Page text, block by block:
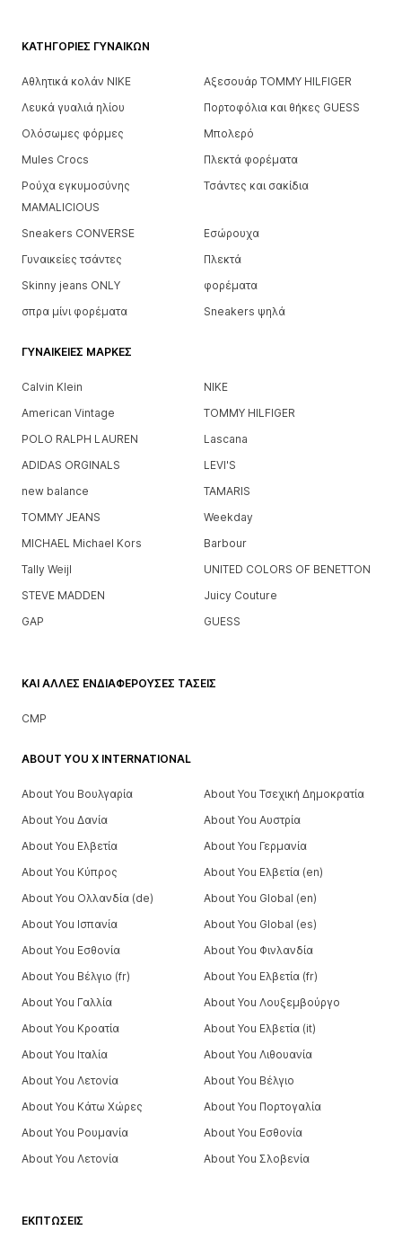
ΚΑΤΗΓΟΡΊΕΣ ΓΥΝΑΙΚΏΝ
Αθλητικά κολάν NIKE
Αξεσουάρ TOMMY HILFIGER
Λευκά γυαλιά ηλίου
Πορτοφόλια και θήκες GUESS
Ολόσωμες φόρμες
Μπολερό
Mules Crocs
Πλεκτά φορέματα
Ρούχα εγκυμοσύνης
MAMALICIOUS
Τσάντες και σακίδια
Sneakers CONVERSE
Εσώρουχα
Γυναικείες τσάντες
Πλεκτά
Skinny jeans ONLY
φορέματα
σπρα μίνι φορέματα
Sneakers ψηλά
ΓΥΝΑΙΚΕΊΕΣ ΜΆΡΚΕΣ
Calvin Klein
NIKE
American Vintage
TOMMY HILFIGER
POLO RALPH LAUREN
Lascana
ADIDAS ORGINALS
LEVI'S
new balance
TAMARIS
TOMMY JEANS
Weekday
MICHAEL Michael Kors
Barbour
Tally Weijl
UNITED COLORS OF BENETTON
STEVE MADDEN
Juicy Couture
GAP
GUESS
ΕΚΠΤΏΣΕΙΣ
ΚΑΙ ΆΛΛΕΣ ΕΝΔΙΑΦΈΡΟΥΣΕΣ ΤΆΣΕΙΣ
CMP
ABOUT YOU X INTERNATIONAL
About You Βουλγαρία
About You Τσεχική Δημοκρατία
About You Δανία
About You Αυστρία
About You Ελβετία
About You Γερμανία
About You Κύπρος
About You Ελβετία (en)
About You Ολλανδία (de)
About You Global (en)
About You Ισπανία
About You Global (es)
About You Εσθονία
About You Φινλανδία
About You Βέλγιο (fr)
About You Ελβετία (fr)
About You Γαλλία
About You Λουξεμβούργο
About You Κροατία
About You Ελβετία (it)
About You Ιταλία
About You Λιθουανία
About You Λετονία
About You Βέλγιο
About You Κάτω Χώρες
About You Πορτογαλία
About You Ρουμανία
About You Εσθονία
About You Λετονία
About You Σλοβενία